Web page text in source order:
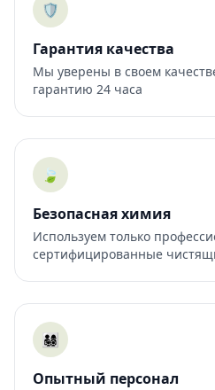
🛡️
Гарантия качества
Мы уверены в своем
гарантию 24 часа
🍃
Безопасная химия
Используем только
сертифицированные
👨‍👩‍👧‍👦
Опытный персонал